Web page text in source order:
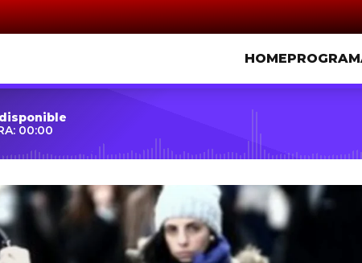
HOME
00:00